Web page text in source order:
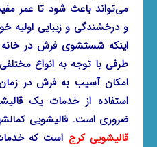
می‌تواند باعث شود تا عمر
و درخشندگی و زیبایی اولیه
اینکه شستشوی فرش در خانه
طرفی با توجه به انواع
امکان آسیب به فرش در
استفاده از خدمات یک
ضروری است. قالیشویی
قالیشویی کرج است که خدمات